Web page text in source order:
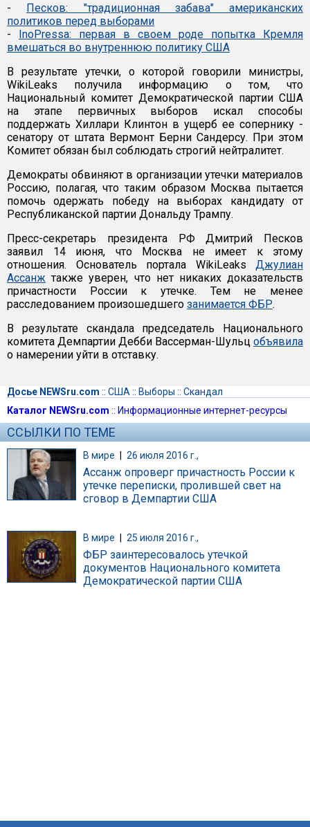
- Песков: "традиционная забава" американских
политиков перед выборами
- InoPressa: первая в своем роде попытка Кремля
вмешаться во внутреннюю политику США
В результате утечки, о которой говорили министры,
WikiLeaks получила информацию о том, что
Национальный комитет Демократической партии США
на этапе первичных выборов искал способы
поддержать Хиллари Клинтон в ущерб ее сопернику -
сенатору от штата Вермонт Берни Сандерсу. При этом
Комитет обязан был соблюдать строгий нейтралитет.
Демократы обвиняют в организации утечки материалов
Россию, полагая, что таким образом Москва пытается
помочь одержать победу на выборах кандидату от
Республиканской партии Дональду Трампу.
Пресс-секретарь президента РФ Дмитрий Песков
заявил 14 июня, что Москва не имеет к этому
отношения. Основатель портала WikiLeaks Джулиан
Ассанж также уверен, что нет никаких доказательств
причастности России к утечке. Тем не менее
расследованием произошедшего занимается ФБР.
В результате скандала председатель Национального
комитета Демпартии Дебби Вассерман-Шульц объявила
о намерении уйти в отставку.
Досье NEWSru.com :: США :: Выборы :: Скандал
Каталог NEWSru.com :: Информационные интернет-ресурсы
ССЫЛКИ ПО ТЕМЕ
В мире | 26 июля 2016 г.,
Ассанж опроверг причастность России к
утечке переписки, пролившей свет на
сговор в Демпартии США
В мире 25 июля 2016 г.,
ФБР заинтересовалось утечкой
документов Национального комитета
Демократической партии США